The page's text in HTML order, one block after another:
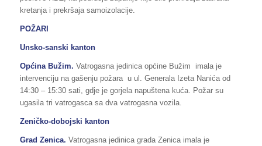
kretanja i prekršaja samoizolacije.
POŽARI
Unsko-sanski kanton
Općina Bužim. Vatrogasna jedinica općine Bužim imala je
intervenciju na gašenju požara u ul. Generala Izeta Nanića od
14:30 – 15:30 sati, gdje je gorjela napuštena kuća. Požar su
ugasila tri vatrogasca sa dva vatrogasna vozila.
Zeničko-dobojski kanton
Grad Zenica. Vatrogasna jedinica grada Zenica imala je